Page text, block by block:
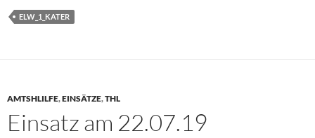
ELW_1_KATER
AMTSHLILFE,EINSÄTZE,THL
Einsatz am 22.07.19